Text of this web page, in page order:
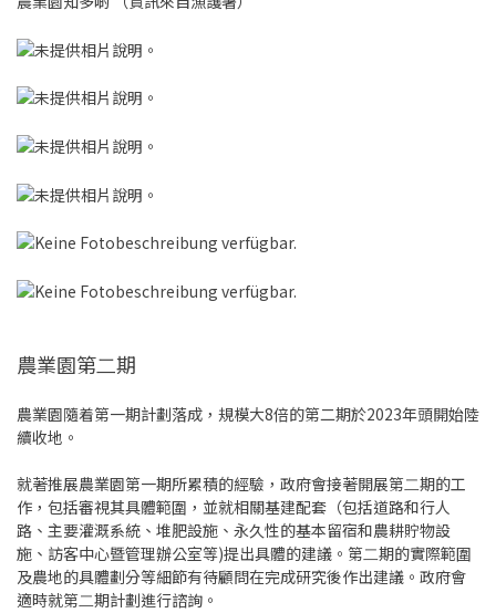
農業園第⼆期
農業園隨着第一期計劃落成，規模大8倍的第二期於2023年頭開始陸
續收地。
就著推展農業園第⼀期所累積的經驗，政府會接著開展第⼆期的⼯
作，包括審視其具體範圍，並就相關基建配套（包括道路和⾏⼈
路、主要灌溉系統、堆肥設施、永久性的基本留宿和農耕貯物設
施、訪客中⼼暨管理辦公室等)提出具體的建議。第⼆期的實際範圍
及農地的具體劃分等細節有待顧問在完成研究後作出建議。政府會
適時就第⼆期計劃進⾏諮詢。